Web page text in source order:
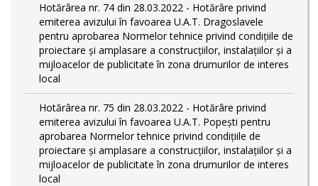
Hotărârea nr. 74 din 28.03.2022 - Hotărâre privind
emiterea avizului în favoarea U.A.T. Dragoslavele
pentru aprobarea Normelor tehnice privind condiţiile de
proiectare şi amplasare a construcţiilor, instalaţiilor şi a
mijloacelor de publicitate în zona drumurilor de interes
local
Hotărârea nr. 75 din 28.03.2022 - Hotărâre privind
emiterea avizului în favoarea U.A.T. Popești pentru
aprobarea Normelor tehnice privind condiţiile de
proiectare şi amplasare a construcţiilor, instalaţiilor şi a
mijloacelor de publicitate în zona drumurilor de interes
local